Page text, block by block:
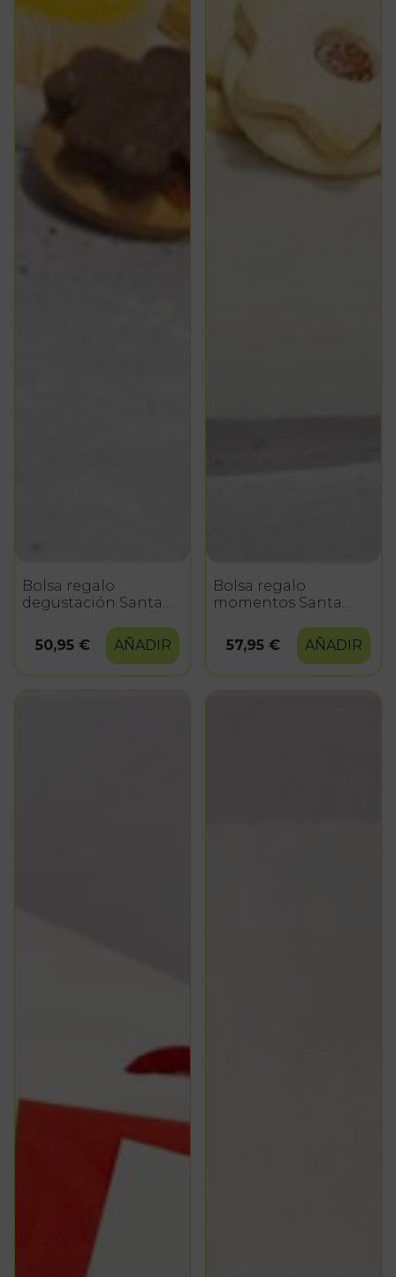
Bolsa regalo
degustación Santa
50,95 €
AÑADIR
Bolsa regalo
momentos Santa
57,95 €
AÑADIR